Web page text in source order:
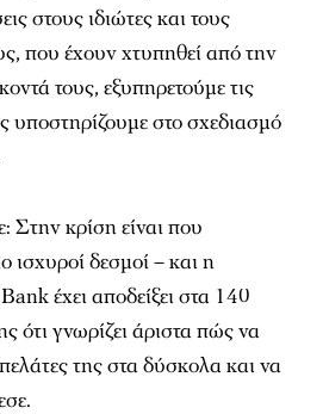
στους ιδιώτες και τους
που έχουν χτυπηθεί από την
τους, εξυπηρετούμε τις
υποστηρίζουμε στο σχεδιασμό
Στην κρίση είναι που
ισχυροί δεσμοί – και η
έχει αποδείξει στα 140
ότι γνωρίζει άριστα πώς να
της στα δύσκολα και να